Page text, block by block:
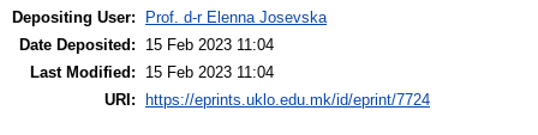
Depositing User:
Prof. d-r Elenna Josevska
Date Deposited:
15 Feb 2023 11:04
Last Modified:
15 Feb 2023 11:04
URI: https://eprints.uklo.edu.mk/id/eprint/7724